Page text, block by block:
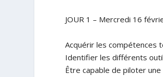
JOUR 1 – Mercredi 16
Acquérir les compétences
Identifier les différents
Être capable de piloter